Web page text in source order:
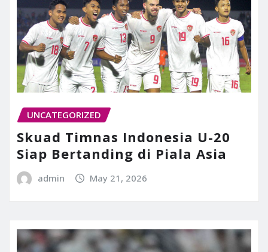
UNCATEGORIZED
Skuad Timnas Indonesia U-20
Siap Bertanding di Piala Asia
admin May 21, 2026